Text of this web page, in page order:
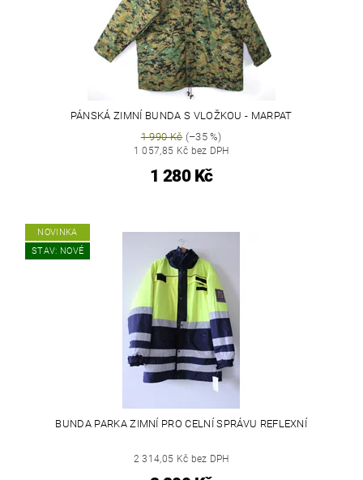
PÁNSKÁ ZIMNÍ BUNDA S VLOŽKOU - MARPAT
1 990 Kč(–35 %)
1 057,85 Kč bez DPH
1 280 Kč
NOVINKA
STAV: NOVÉ
BUNDA PARKA ZIMNÍ PRO CELNÍ SPRÁVU REFLEXNÍ
2 314,05 Kč bez DPH